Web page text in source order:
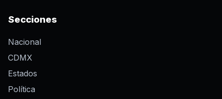
Secciones
Nacional
CDMX
Estados
Política